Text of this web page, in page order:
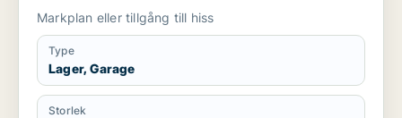
Markplan eller tillgång till hiss
Type
Lager, Garage
Storlek